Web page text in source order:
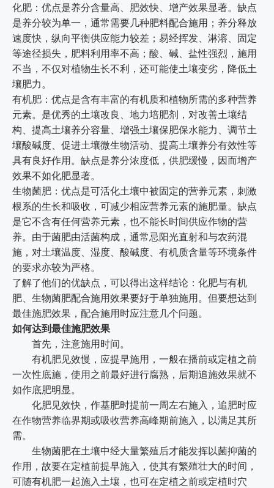
化肥：优点是养分含量高、肥效快、增产效果显著。缺点
是养分较为单一，通常需要几种肥料配合施用；养分释放
速度快，纵向平衡供应能力较差；易经挥发、淋溶、固定
等途径损失，肥料利用率不高；酸、碱、盐性强烈，施用
不当，不仅对植物生长不利，还可能使土壤变劣，降低土
壤肥力。
有机肥：优点是含有丰富的有机质和植物所需的多种营养
元素。是优秀的土壤改良、地力培肥剂，对改善土壤结
构、提高土壤养分容量、增强土壤保肥保水能力、调节土
壤酸碱度、促进土壤微生物活动、提高土壤养分有效性等
具有良好作用。缺点是养分浓度低，供肥缓慢，因而增产
效果不如化肥显著。
生物菌肥：优点是可活化土壤中被固定的营养元素，刺激
根系的生长和吸收，可减少相应营养元素的施肥量。缺点
是它不含有任何营养元素，也不能长时间供应作物的营
养。由于菌肥由活菌构成，通常忌阳光直射和与农药混
施，对土壤温度、湿度、酸碱度、有机质含量等环境条件
的要求亦较为严格。
了解了他们的优缺点，可以得出这样结论：化肥与有机
肥、生物菌肥配合施用效果要好于单独施用。但要想达到
最佳施肥效果，配合施用时应注意几个问题。
如何达到最佳施肥效果
首先，注意施用时间。
有机肥见效慢，应提早施用，一般在播前或定植之前
一次性底施，使用之前最好进行腐熟，后期追施效果就不
如作底肥明显。
化肥见效快，作基肥时提前一周左右施入，追肥时应
在作物营养临界期或吸收营养高峰期前施入，以满足其所
需。
生物菌肥在土壤中经大量繁殖后才能发挥以菌抑菌的
作用，故要在定植前提早施入，使其有繁殖壮大的时间，
可随有机肥一起施入土壤，也可在定植之前或定植时穴